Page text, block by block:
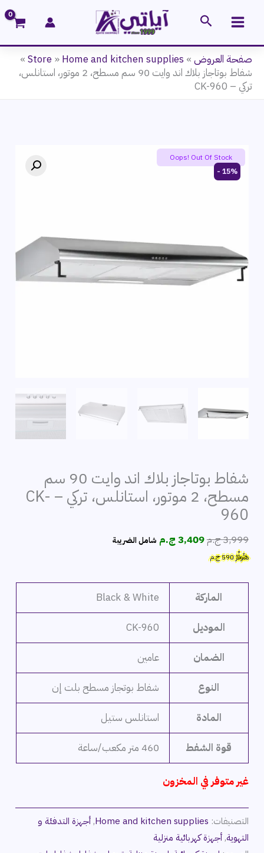
البحث
صفحة العروض »
Store » Home and kitchen supplies
»
شفاط بوتاجاز بلاك اند وايت 90 سم مسطح، 2 موتور، استانلس،
تركي – CK-960
Oops! Out Of Stock
15% -
شفاط بوتاجاز بلاك اند وايت 90 سم
مسطح، 2 موتور، استانلس، تركي – CK-
960
3,999ج.مالسعر
3,409 ج.م السعر
شامل الضريبة
هَتُوفِّرُ590ج.م
الماركة Black & White
الموديل CK-960
الضمان عامين
النوع شفاط بوتجاز مسطح بلت إن
المادة استانلس ستيل
قوة الشفط 460 متر مكعب/ساعة
غير متوفر في المخزون
التصنيفات: Home and kitchen supplies
,أجهزة التدفئة و
التهوية,أجهزة كهربائية منزلية